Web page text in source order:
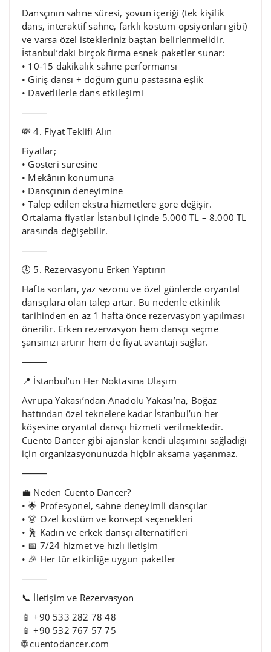
Dansçının sahne süresi, şovun içeriği (tek kişilik
dans, interaktif sahne, farklı kostüm opsiyonları gibi)
ve varsa özel istekleriniz baştan belirlenmelidir.
İstanbul’daki birçok firma esnek paketler sunar:
• 10-15 dakikalık sahne performansı
• Giriş dansı + doğum günü pastasına eşlik
• Davetlilerle dans etkileşimi
⸻
💸 4. Fiyat Teklifi Alın
Fiyatlar;
• Gösteri süresine
• Mekânın konumuna
• Dansçının deneyimine
• Talep edilen ekstra hizmetlere göre değişir.
Ortalama fiyatlar İstanbul içinde 5.000 TL – 8.000 TL
arasında değişebilir.
⸻
🕓 5. Rezervasyonu Erken Yaptırın
Hafta sonları, yaz sezonu ve özel günlerde oryantal
dansçılara olan talep artar. Bu nedenle etkinlik
tarihinden en az 1 hafta önce rezervasyon yapılması
önerilir. Erken rezervasyon hem dansçı seçme
şansınızı artırır hem de fiyat avantajı sağlar.
⸻
📍 İstanbul’un Her Noktasına Ulaşım
Avrupa Yakası’ndan Anadolu Yakası’na, Boğaz
hattından özel teknelere kadar İstanbul’un her
köşesine oryantal dansçı hizmeti verilmektedir.
Cuento Dancer gibi ajanslar kendi ulaşımını sağladığı
için organizasyonunuzda hiçbir aksama yaşanmaz.
⸻
💼 Neden Cuento Dancer?
• 🌟 Profesyonel, sahne deneyimli dansçılar
• 👗 Özel kostüm ve konsept seçenekleri
• 🕺 Kadın ve erkek dansçı alternatifleri
• 📅 7/24 hizmet ve hızlı iletişim
• 🎉 Her tür etkinliğe uygun paketler
⸻
📞 İletişim ve Rezervasyon
📱 +90 533 282 78 48
📱 +90 532 767 57 75
🌐 cuentodancer.com